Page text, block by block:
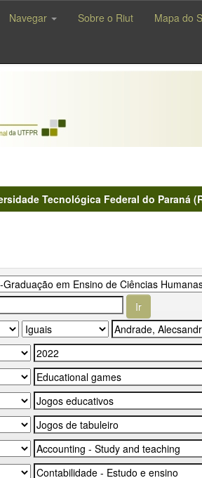
Navegar Sobre o Riut Mapa do
Tecnológica Federal do Paraná